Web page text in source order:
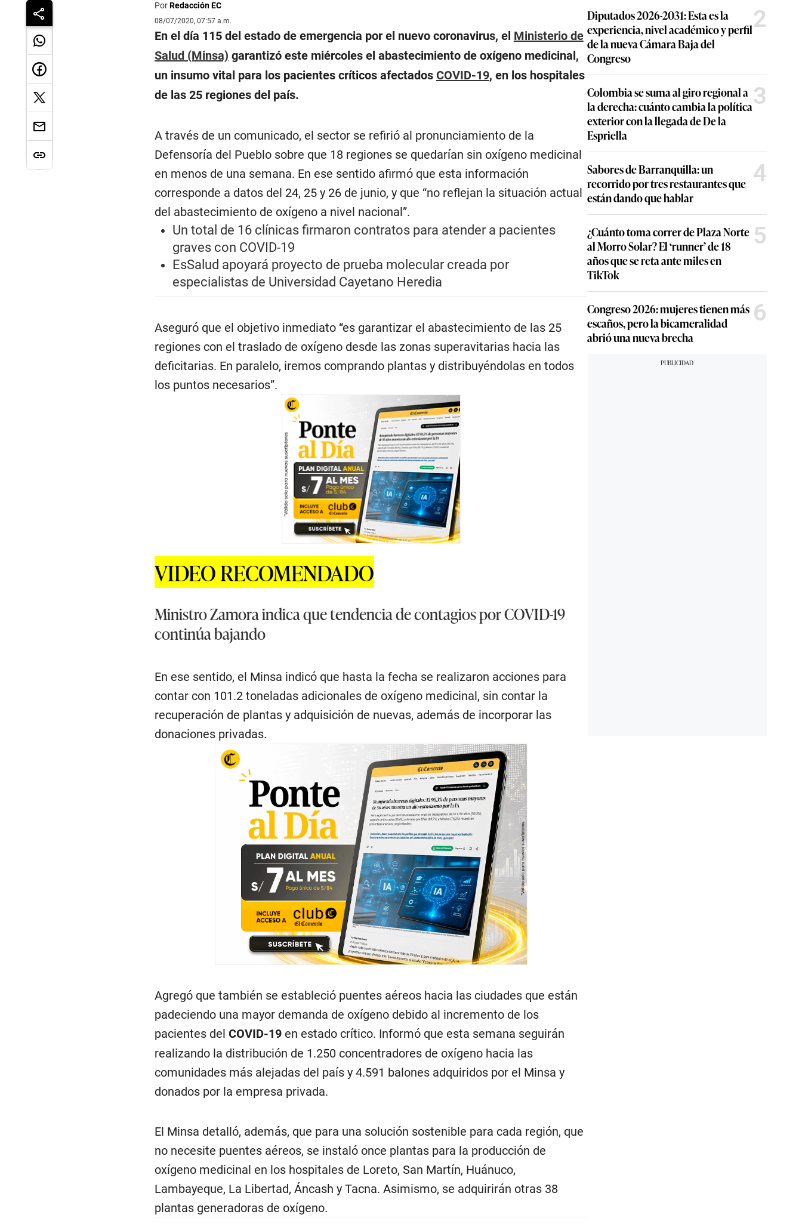
PorRedacción EC
08/07/2020, 07:57 a.m.
En el día 115 del estado de emergencia por el nuevo coronavirus, el Ministerio de
Salud (Minsa) garantizó este miércoles el abastecimiento de oxígeno medicinal,
un insumo vital para los pacientes críticos afectados COVID-19, en los hospitales
de las 25 regiones del país.
A través de un comunicado, el sector se refirió al pronunciamiento de la
Defensoría del Pueblo sobre que 18 regiones se quedarían sin oxígeno medicinal
en menos de una semana. En ese sentido afirmó que esta información
corresponde a datos del 24, 25 y 26 de junio, y que “no reflejan la situación actual
del abastecimiento de oxígeno a nivel nacional”.
Un total de 16 clínicas firmaron contratos para atender a pacientes
graves con COVID-19
EsSalud apoyará proyecto de prueba molecular creada por
especialistas de Universidad Cayetano Heredia
Aseguró que el objetivo inmediato “es garantizar el abastecimiento de las 25
regiones con el traslado de oxígeno desde las zonas superavitarias hacia las
deficitarias. En paralelo, iremos comprando plantas y distribuyéndolas en todos
los puntos necesarios”.
VIDEO RECOMENDADO
Ministro Zamora indica que tendencia de contagios por COVID-19
continúa bajando
En ese sentido, el Minsa indicó que hasta la fecha se realizaron acciones para
contar con 101.2 toneladas adicionales de oxígeno medicinal, sin contar la
recuperación de plantas y adquisición de nuevas, además de incorporar las
donaciones privadas.
Agregó que también se estableció puentes aéreos hacia las ciudades que están
padeciendo una mayor demanda de oxígeno debido al incremento de los
pacientes del COVID-19en estado crítico. Informó que esta semana seguirán
realizando la distribución de 1.250 concentradores de oxígeno hacia las
comunidades más alejadas del país y 4.591 balones adquiridos por el Minsa y
donados por la empresa privada.
El Minsa detalló, además, que para una solución sostenible para cada región, que
no necesite puentes aéreos, se instaló once plantas para la producción de
oxígeno medicinal en los hospitales de Loreto, San Martín, Huánuco,
Lambayeque, La Libertad, Áncash y Tacna. Asimismo, se adquirirán otras 38
plantas generadoras de oxígeno.
Diputados 2026-2031: Esta es la
experiencia, nivel académico y perfil
de la nueva Cámara Baja del
Congreso
2
Colombia se suma al giro regional a
la derecha: cuánto cambia la política
exterior con la llegada de De la
Espriella
3
Sabores de Barranquilla: un
recorrido por tres restaurantes que
están dando que hablar
4
¿Cuánto toma correr de Plaza Norte
al Morro Solar? El ‘runner’ de 18
años que se reta ante miles en
TikTok
5
Congreso 2026: mujeres tienen más
escaños, pero la bicameralidad
abrió una nueva brecha
6